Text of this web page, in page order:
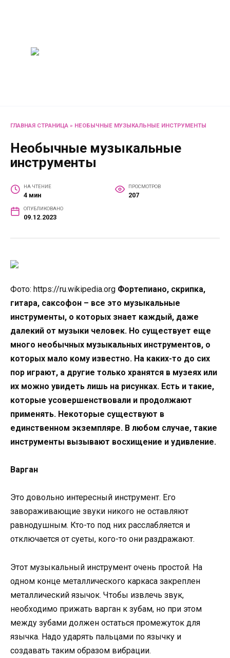
ГЛАВНАЯ СТРАНИЦА » НЕОБЫЧНЫЕ МУЗЫКАЛЬНЫЕ ИНСТРУМЕНТЫ
Необычные музыкальные
инструменты
НА ЧТЕНИЕ
4 мин
ПРОСМОТРОВ
207
ОПУБЛИКОВАНО
09.12.2023
Фото: https://ru.wikipedia.org Фортепиано, скрипка,
гитара, саксофон – все это музыкальные
инструменты, о которых знает каждый, даже
далекий от музыки человек. Но существует еще
много необычных музыкальных инструментов, о
которых мало кому известно. На каких-то до сих
пор играют, а другие только хранятся в музеях или
их можно увидеть лишь на рисунках. Есть и такие,
которые усовершенствовали и продолжают
применять. Некоторые существуют в
единственном экземпляре. В любом случае, такие
инструменты вызывают восхищение и удивление.
Варган
Это довольно интересный инструмент. Его
завораживающие звуки никого не оставляют
равнодушным. Кто-то под них расслабляется и
отключается от суеты, кого-то они раздражают.
Этот музыкальный инструмент очень простой. На
одном конце металлического каркаса закреплен
металлический язычок. Чтобы извлечь звук,
необходимо прижать варган к зубам, но при этом
между зубами должен остаться промежуток для
язычка. Надо ударять пальцами по язычку и
создавать таким образом вибрации.